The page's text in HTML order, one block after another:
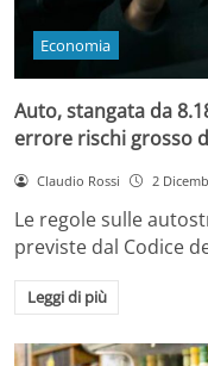
Economia
Auto, stangata da
errore rischi grosso
Claudio Rossi 2
Le regole sulle
previste dal Codice
Leggi di più